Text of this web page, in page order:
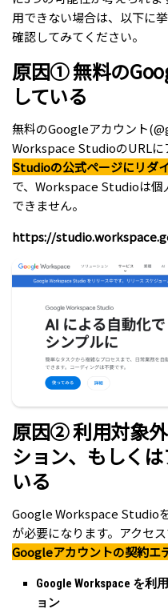
用できない場合は、以下に
確認してみてください。
原因① 無料の
している
無料のGoogleアカウント
Workspace StudioのURLに
Studioの公式ページにリダ
で、Workspace Studioは個
できません。
https://
原因② 利用対象
ション、もしく
いる
Google Workspace Studio
が必要になります。アクセス
Googleアカウントの契約エ
Google Workspace を利
ョン